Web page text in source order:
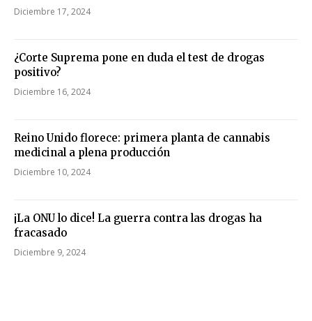
Diciembre 17, 2024
¿Corte Suprema pone en duda el test de drogas
positivo?
Diciembre 16, 2024
Reino Unido florece: primera planta de cannabis
medicinal a plena producción
Diciembre 10, 2024
¡La ONU lo dice! La guerra contra las drogas ha
fracasado
Diciembre 9, 2024